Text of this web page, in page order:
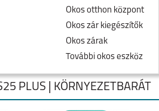
Okos otthon központ
Okos zár kiegészítők
Okos zárak
További okos eszköz
PLUS | KÖRNYEZETBARÁT